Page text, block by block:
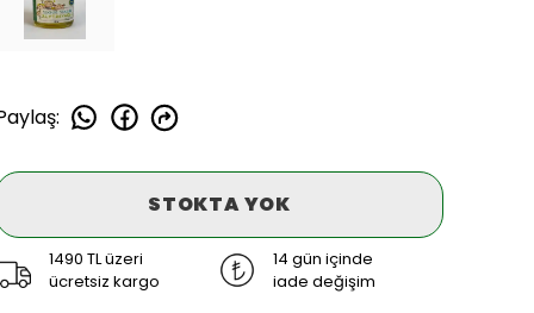
:
STOKTA YOK
1490 TL üzeri
ücretsiz kargo
14 gün içinde
iade değişim